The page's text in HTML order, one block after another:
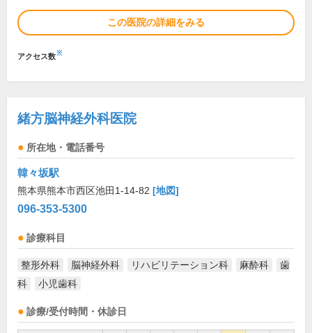
この医院の詳細をみる
アクセス数※
緒方脳神経外科医院
所在地・電話番号
韓々坂駅
熊本県熊本市西区池田1-14-82 [地図]
096-353-5300
診療科目
整形外科 脳神経外科 リハビリテーション科 麻酔科
歯
科
小児歯科
診療/受付時間・休診日